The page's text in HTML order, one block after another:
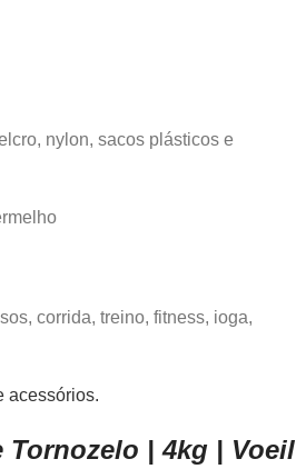
nylon, sacos plásticos e
corrida, treino, fitness, ioga,
acessórios.
Tornozelo | 4kg | Voeil